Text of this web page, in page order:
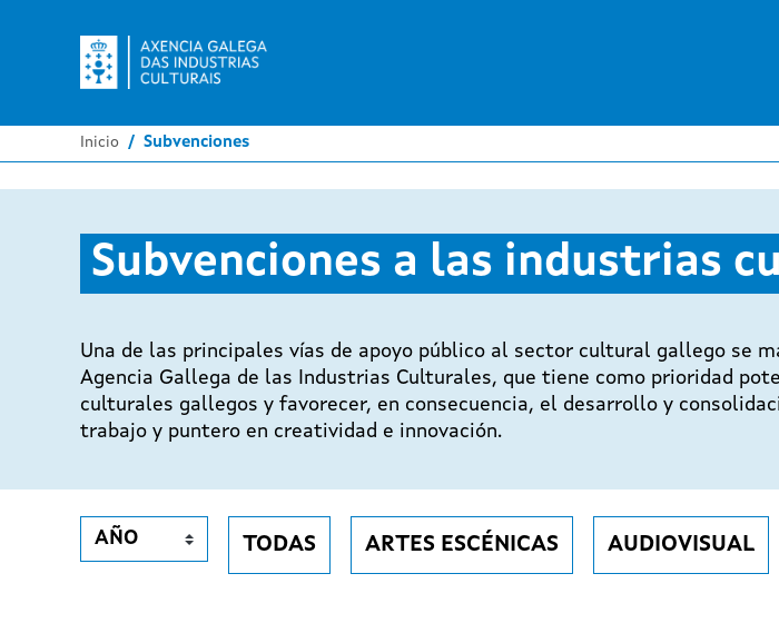
Inicio Subvenciones
Subvenciones a las industrias
Una de las principales vías de apoyo público al sector cultural gallego se
Agencia Gallega de las Industrias Culturales, que tiene como prioridad
culturales gallegos y favorecer, en consecuencia, el desarrollo y
trabajo y puntero en creatividad e innovación.
TODAS ARTES ESCÉNICAS AUDIOVISUAL